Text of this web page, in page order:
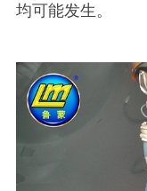
均可能发生。